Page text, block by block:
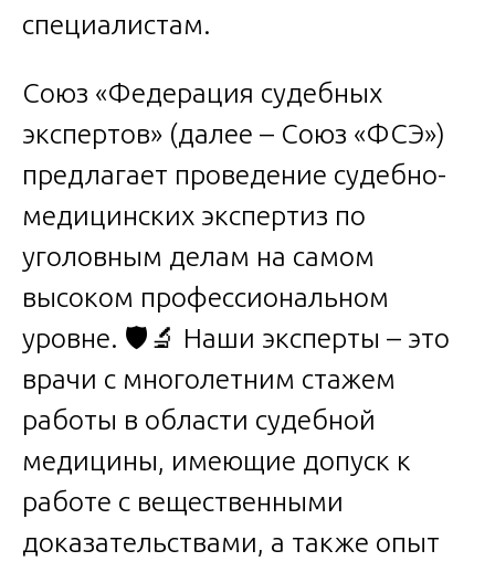
специалистам.
Союз «Федерация судебных
экспертов» (далее – Союз «ФСЭ»)
предлагает проведение судебно-
медицинских экспертиз по
уголовным делам на самом
высоком профессиональном
уровне. 🛡️🔬 Наши эксперты – это
врачи с многолетним стажем
работы в области судебной
медицины, имеющие допуск к
работе с вещественными
доказательствами, а также опыт